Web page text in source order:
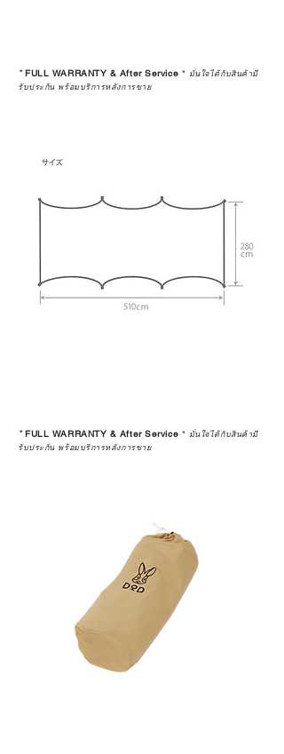
*FULL WARRANTY & After Service * มั่นใจได้กับสินค้ามี
รับประกัน พร้อมบริการหลังการขาย
*FULL WARRANTY & After Service * มั่นใจได้กับสินค้ามี
รับประกัน พร้อมบริการหลังการขาย